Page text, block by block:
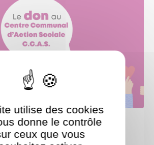
dons 2026 au profit du
utilise des cookies
donne le contrôle
ceux que vous